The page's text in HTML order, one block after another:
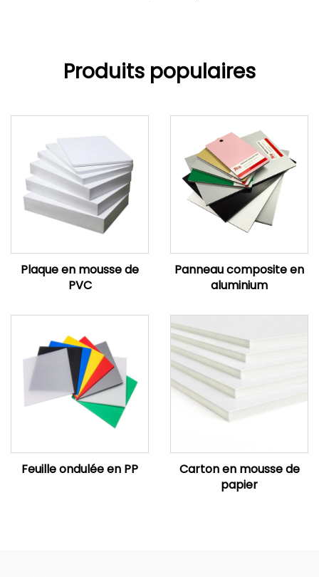
Produits populaires
Plaque en mousse de
PVC
Panneau composite en
aluminium
Feuille ondulée en PP
Carton en mousse de
papier